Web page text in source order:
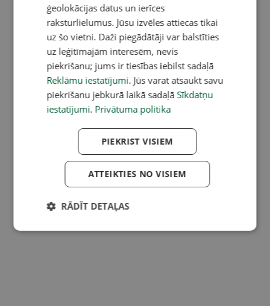
ģeolokācijas datus un ierīces
raksturlielumus. Jūsu izvēles attiecas tikai
uz šo vietni. Daži piegādātāji var balstīties
uz leģitīmajām interesēm, nevis
piekrišanu; jums ir tiesības iebilst sadaļā
Reklāmu iestatījumi. Jūs varat atsaukt savu
piekrišanu jebkurā laikā sadaļā Sīkdatņu
iestatījumi. Privātuma politika
PIEKRIST VISIEM
ATTEIKTIES NO VISIEM
RĀDĪT DETAĻAS